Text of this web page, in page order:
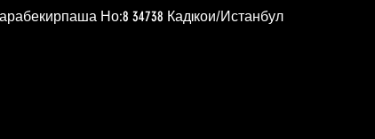
Но:8 34738 Кадıкои/Истанбул